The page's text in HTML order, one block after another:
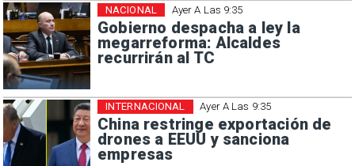
Ayer A Las 9:35
Gobierno despacha a ley la
megarreforma: Alcaldes
recurrirán al TC
NACIONAL
Ayer A Las 9:35
China restringe exportación de
drones a EEUU y sanciona
empresas
INTERNACIONAL